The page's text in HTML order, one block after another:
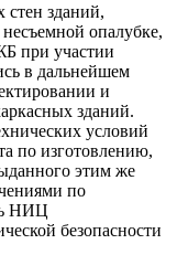
стен зданий,
опалубке,
при участии
в дальнейшем
и
зданий.
условий
по изготовлению,
этим же
по
НИЦ
безопасности